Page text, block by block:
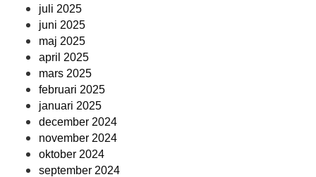
juli 2025
juni 2025
maj 2025
april 2025
mars 2025
februari 2025
januari 2025
december 2024
november 2024
oktober 2024
september 2024